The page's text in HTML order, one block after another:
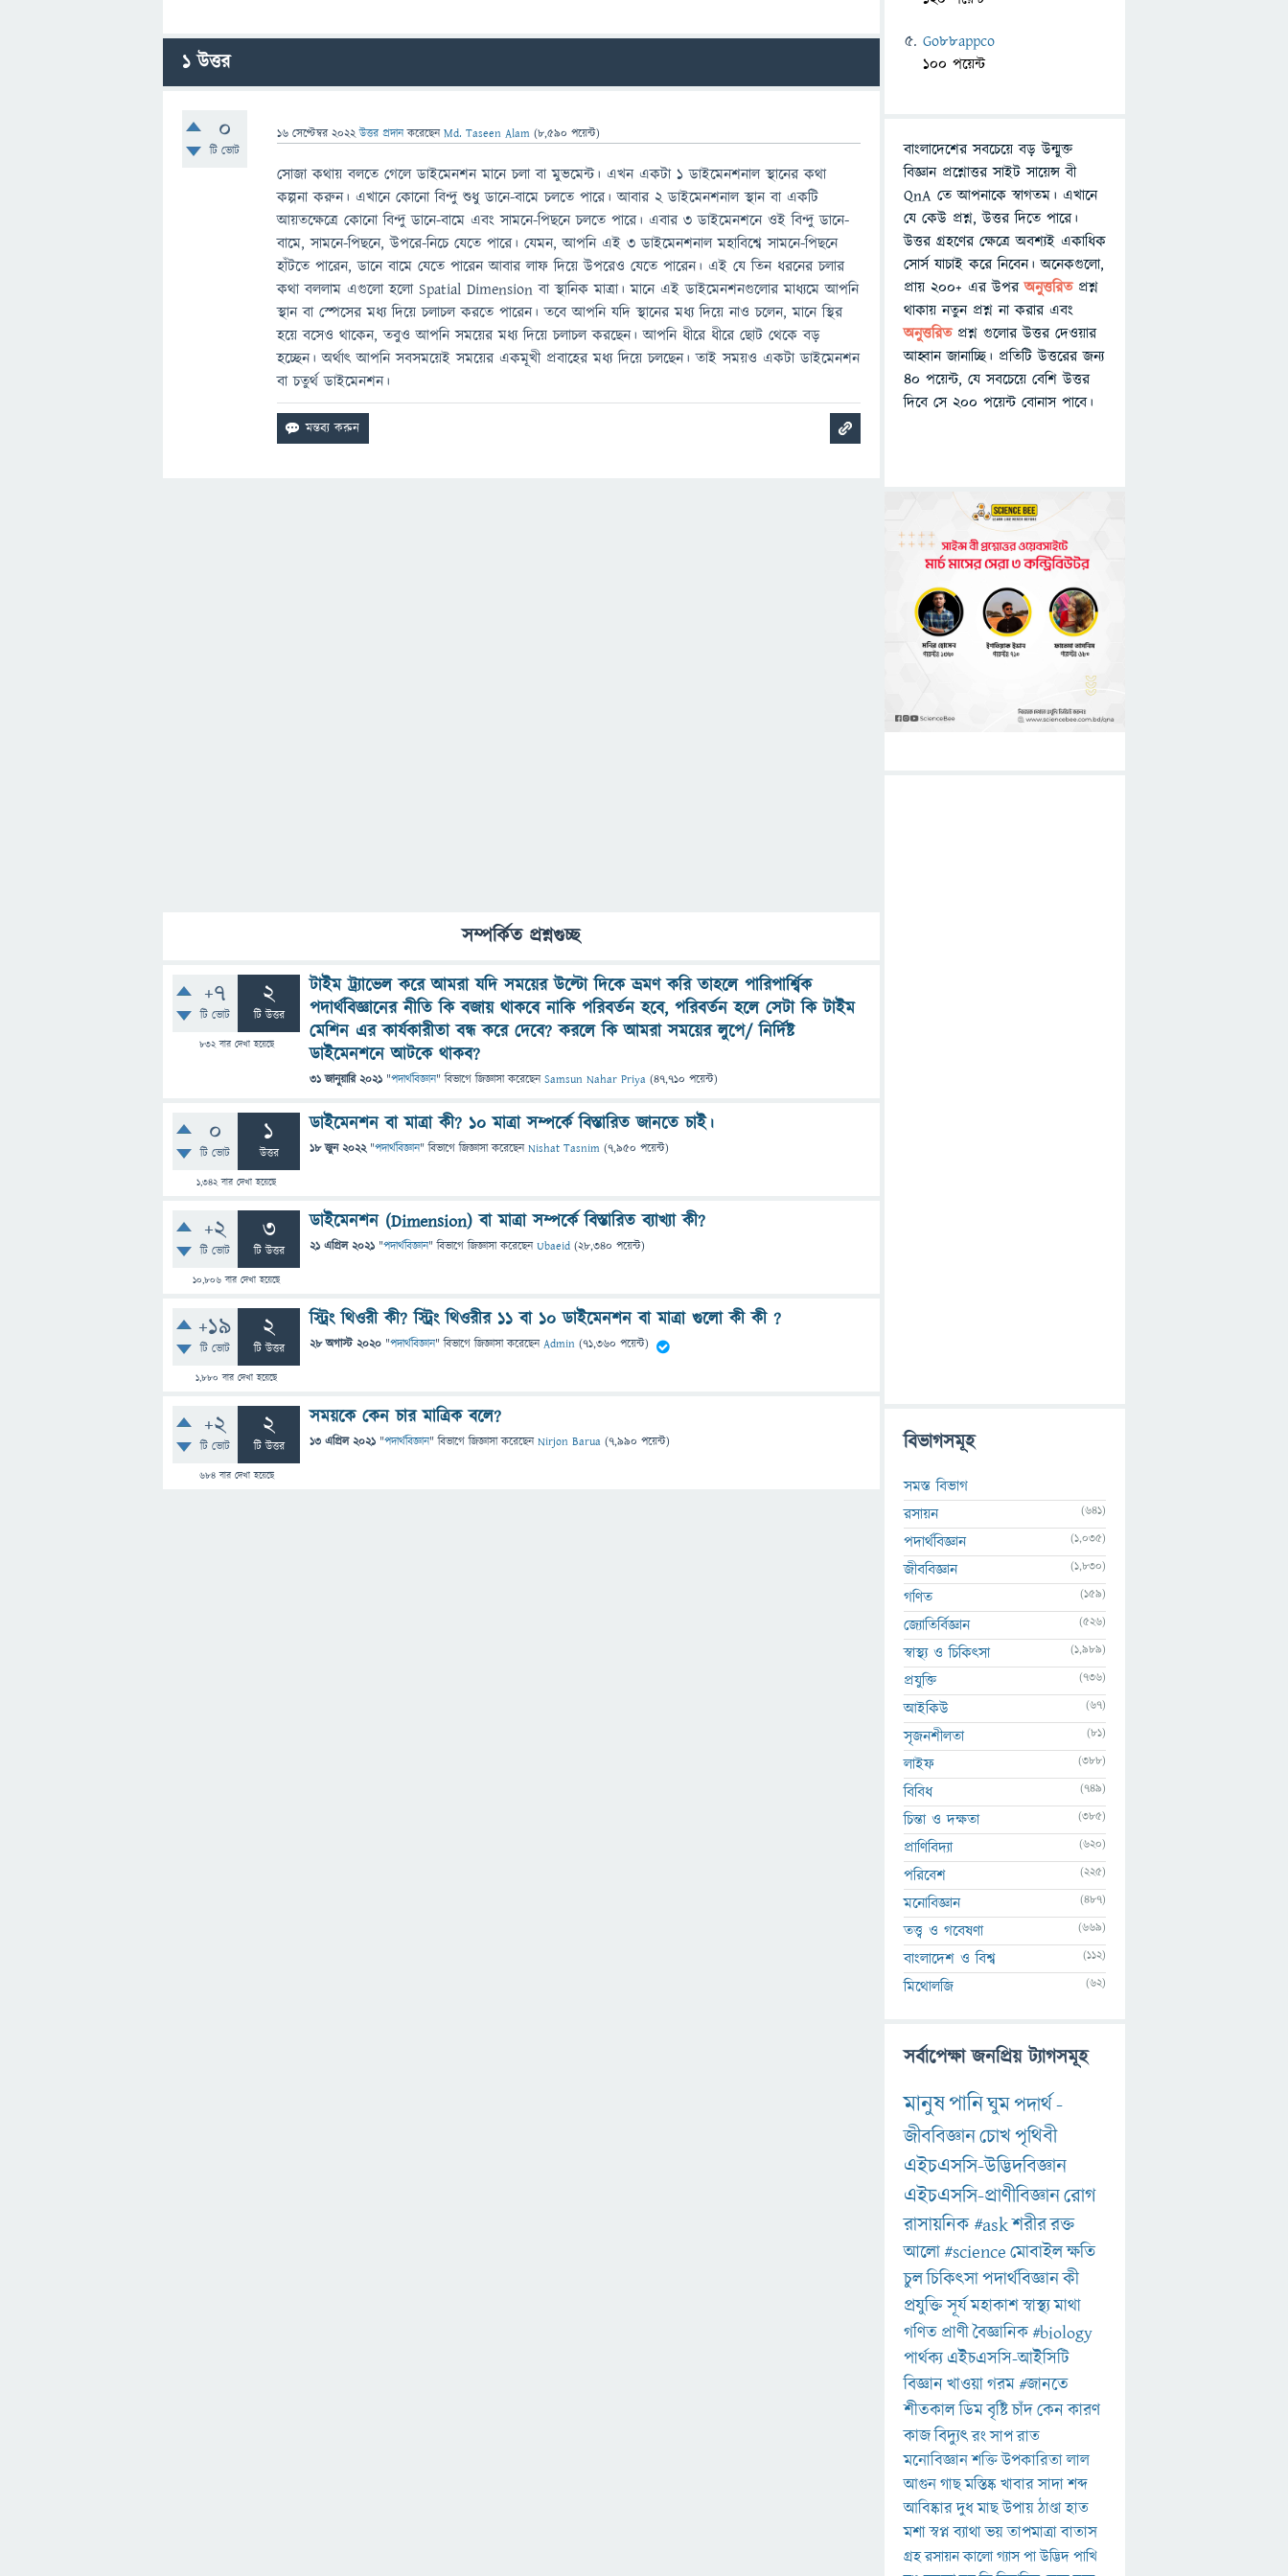
1উত্তর
0
টি ভোট
16 সেপ্টেম্বর 2022 উত্তর প্রদান করেছেনMd. Taseen Alam (8,590 পয়েন্ট)
সোজা কথায় বলতে গেলে ডাইমেনশন মানে চলা বা মুভমেন্ট। এখন একটা 1 ডাইমেনশনাল স্থানের কথা
কল্পনা করুন। এখানে কোনো বিন্দু শুধু ডানে-বামে চলতে পারে। আবার 2 ডাইমেনশনাল স্থান বা একটি
আয়তক্ষেত্রে কোনো বিন্দু ডানে-বামে এবং সামনে-পিছনে চলতে পারে। এবার 3 ডাইমেনশনে ওই বিন্দু ডানে-
বামে, সামনে-পিছনে, উপরে-নিচে যেতে পারে। যেমন, আপনি এই 3 ডাইমেনশনাল মহাবিশ্বে সামনে-পিছনে
হাঁটতে পারেন, ডানে বামে যেতে পারেন আবার লাফ দিয়ে উপরেও যেতে পারেন। এই যে তিন ধরনের চলার
কথা বললাম এগুলো হলো Spatial Dimension বা স্থানিক মাত্রা। মানে এই ডাইমেনশনগুলোর মাধ্যমে আপনি
স্থান বা স্পেসের মধ্য দিয়ে চলাচল করতে পারেন। তবে আপনি যদি স্থানের মধ্য দিয়ে নাও চলেন, মানে স্থির
হয়ে বসেও থাকেন, তবুও আপনি সময়ের মধ্য দিয়ে চলাচল করছেন। আপনি ধীরে ধীরে ছোট থেকে বড়
হচ্ছেন। অর্থাৎ আপনি সবসময়েই সময়ের একমূখী প্রবাহের মধ্য দিয়ে চলছেন। তাই সময়ও একটা ডাইমেনশন
বা চতুর্থ ডাইমেনশন।
সম্পর্কিত প্রশ্নগুচ্ছ
+7
টি ভোট
2
টি উত্তর
832বার দেখা হয়েছে
টাইম ট্র‍্যাভেল করে আমরা যদি সময়ের উল্টো দিকে ভ্রমণ করি তাহলে পারিপার্শ্বিক
পদার্থবিজ্ঞানের নীতি কি বজায় থাকবে নাকি পরিবর্তন হবে, পরিবর্তন হলে সেটা কি টাইম
মেশিন এর কার্যকারীতা বন্ধ করে দেবে? করলে কি আমরা সময়ের লুপে/ নির্দিষ্ট
ডাইমেনশনে আটকে থাকব?
31 জানুয়ারি 2021 "পদার্থবিজ্ঞান" বিভাগে জিজ্ঞাসাকরেছেনSamsun Nahar Priya (47,710 পয়েন্ট)
0
টি ভোট
1
উত্তর
1,342বার দেখা হয়েছে
ডাইমেনশন বা মাত্রা কী? ১০ মাত্রা সম্পর্কে বিস্তারিত জানতে চাই।
18 জুন 2022 "পদার্থবিজ্ঞান" বিভাগে জিজ্ঞাসাকরেছেনNishat Tasnim (7,950 পয়েন্ট)
+2
টি ভোট
3
টি উত্তর
10,806 বার দেখা হয়েছে
ডাইমেনশন (Dimension) বা মাত্রা সম্পর্কে বিস্তারিত ব্যাখ্যা কী?
21 এপ্রিল 2021 "পদার্থবিজ্ঞান" বিভাগে জিজ্ঞাসাকরেছেনUbaeid (28,340 পয়েন্ট)
+19
টি ভোট
2
টি উত্তর
1,880 বার দেখা হয়েছে
স্ট্রিং থিওরী কী? স্ট্রিং থিওরীর ১১ বা ১০ ডাইমেনশন বা মাত্রা গুলো কী কী ?
28 অগাস্ট 2020 "পদার্থবিজ্ঞান" বিভাগে জিজ্ঞাসাকরেছেনAdmin (71,360 পয়েন্ট)
+2
টি ভোট
2
টি উত্তর
684বার দেখা হয়েছে
সময়কে কেন চার মাত্রিক বলে?
13 এপ্রিল 2021 "পদার্থবিজ্ঞান" বিভাগে জিজ্ঞাসাকরেছেনNirjon Barua (7,990 পয়েন্ট)
Go88appco
100 পয়েন্ট
বাংলাদেশের সবচেয়ে বড় উন্মুক্ত
বিজ্ঞান প্রশ্নোত্তর সাইট সায়েন্স বী
QnA তে আপনাকে স্বাগতম। এখানে
যে কেউ প্রশ্ন, উত্তর দিতে পারে।
উত্তর গ্রহণের ক্ষেত্রে অবশ্যই একাধিক
সোর্স যাচাই করে নিবেন। অনেকগুলো,
প্রায় ২০০+ এর উপরঅনুত্তরিতপ্রশ্ন
থাকায় নতুন প্রশ্ন না করার এবং
অনুত্তরিত প্রশ্ন গুলোর উত্তর দেওয়ার
আহ্বান জানাচ্ছি। প্রতিটি উত্তরের জন্য
৪০ পয়েন্ট, যে সবচেয়ে বেশি উত্তর
দিবে সে ২০০ পয়েন্ট বোনাস পাবে।
বিভাগসমূহ
সমস্ত বিভাগ
রসায়ন
(641)
পদার্থবিজ্ঞান (1,035)
জীববিজ্ঞান (1,830)
গণিত (159)
জ্যোতির্বিজ্ঞান (526)
স্বাস্থ্য ও চিকিৎসা (1,989)
প্রযুক্তি (736)
আইকিউ (67)
সৃজনশীলতা (81)
লাইফ (388)
বিবিধ (749)
চিন্তা ও দক্ষতা (385)
প্রাণিবিদ্যা (620)
পরিবেশ (225)
মনোবিজ্ঞান (487)
তত্ত্ব ও গবেষণা (669)
বাংলাদেশ ও বিশ্ব (112)
মিথোলজি (62)
সর্বাপেক্ষা জনপ্রিয় ট্যাগসমূহ
মানুষপানিঘুমপদার্থ-
জীববিজ্ঞানচোখপৃথিবী
এইচএসসি-উদ্ভিদবিজ্ঞান
এইচএসসি-প্রাণীবিজ্ঞানরোগ
রাসায়নিক#askশরীররক্ত
আলো#scienceমোবাইলক্ষতি
চুলচিকিৎসাপদার্থবিজ্ঞানকী
প্রযুক্তিসূর্যমহাকাশস্বাস্থ্যমাথা
গণিত প্রাণীবৈজ্ঞানিক#biology
পার্থক্য এইচএসসি-আইসিটি
বিজ্ঞানখাওয়াগরম#জানতে
শীতকালডিমবৃষ্টিচাঁদকেনকারণ
কাজবিদ্যুৎরংসাপরাত
মনোবিজ্ঞানশক্তিউপকারিতালাল
আগুনগাছমস্তিষ্কখাবারসাদাশব্দ
আবিষ্কারদুধমাছউপায়ঠাণ্ডাহাত
মশাস্বপ্নব্যাথাভয়তাপমাত্রাবাতাস
গ্রহরসায়নকালোগ্যাসপাউদ্ভিদপাখি